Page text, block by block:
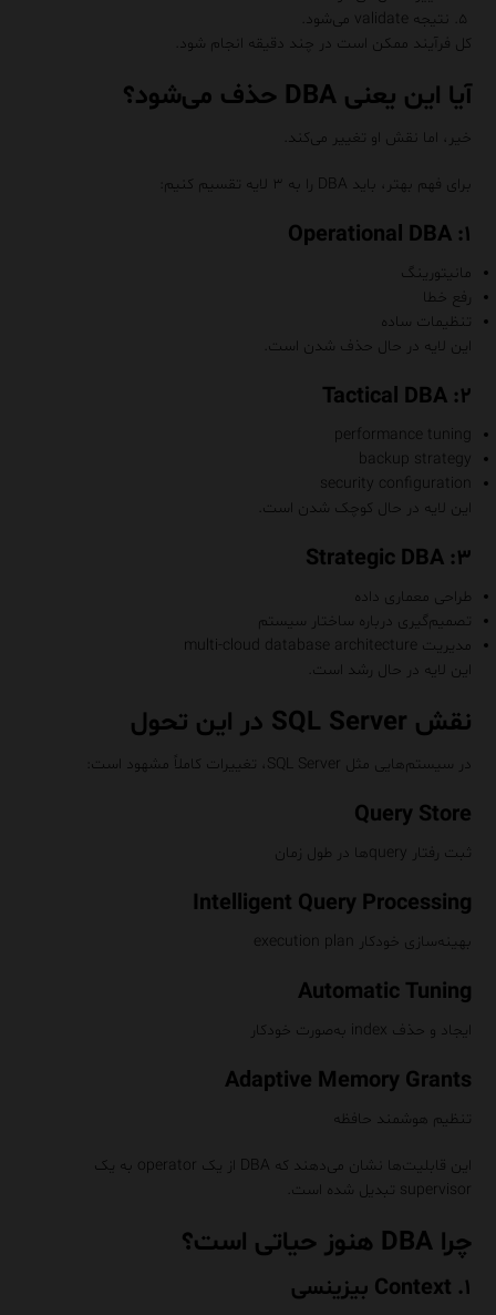
نتیجه validate می‌شود.
کل فرآیند ممکن است در چند دقیقه انجام شود.
آیا این یعنی DBA حذف می‌شود؟
خیر، اما نقش او تغییر می‌کند.
برای فهم بهتر، باید DBA را به ۳ لایه تقسیم کنیم:
۱: Operational DBA
مانیتورینگ
رفع خطا
تنظیمات ساده
این لایه در حال حذف شدن است.
۲: Tactical DBA
performance tuning
backup strategy
security configuration
این لایه در حال کوچک شدن است.
۳: Strategic DBA
طراحی معماری داده
تصمیم‌گیری درباره ساختار سیستم
مدیریت multi-cloud database architecture
این لایه در حال رشد است.
نقش SQL Server در این تحول
در سیستم‌هایی مثل SQL Server، تغییرات کاملاً مشهود است:
Query Store
ثبت رفتار queryها در طول زمان
Intelligent Query Processing
بهینه‌سازی خودکار execution plan
Automatic Tuning
ایجاد و حذف index به‌صورت خودکار
Adaptive Memory Grants
تنظیم هوشمند حافظه
این قابلیت‌ها نشان می‌دهند که DBA از یک operator به یک
supervisor تبدیل شده است.
چرا DBA هنوز حیاتی است؟
۱. Context بیزینسی